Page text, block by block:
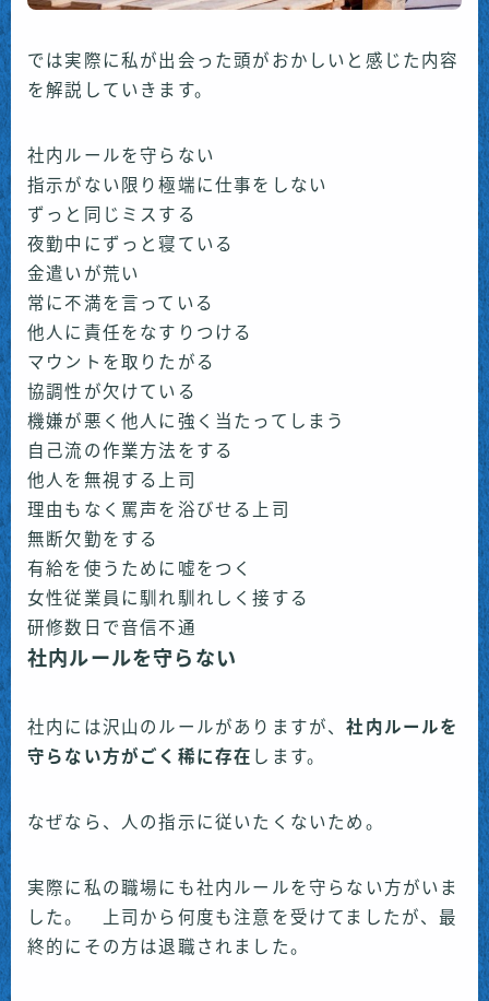
では実際に私が出会った頭がおかしいと感じた内容
を解説していきます。
社内ルールを守らない
指示がない限り極端に仕事をしない
ずっと同じミスする
夜勤中にずっと寝ている
金遣いが荒い
常に不満を言っている
他人に責任をなすりつける
マウントを取りたがる
協調性が欠けている
機嫌が悪く他人に強く当たってしまう
自己流の作業方法をする
他人を無視する上司
理由もなく罵声を浴びせる上司
無断欠勤をする
有給を使うために嘘をつく
女性従業員に馴れ馴れしく接する
研修数日で音信不通
社内ルールを守らない
社内には沢山のルールがありますが、社内ルールを
守らない方がごく稀に存在 します。
なぜなら、人の指示に従いたくないため。
実際に私の職場にも社内ルールを守らない方がいま
した。 上司から何度も注意を受けてましたが、最
終的にその方は退職されました。